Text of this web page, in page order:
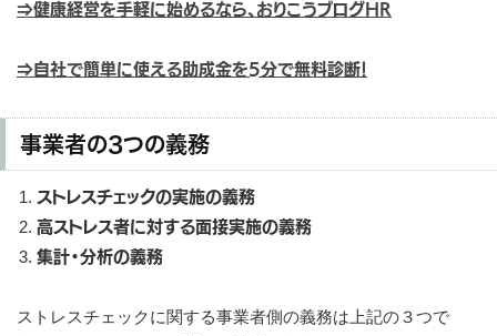
⇒健康経営を手軽に始めるなら、おりこうブログHR
⇒自社で簡単に使える助成金を5分で無料診断！
事業者の3つの義務
ストレスチェックの実施の義務
高ストレス者に対する面接実施の義務
集計・分析の義務
ストレスチェックに関する事業者側の義務は上記の３つで